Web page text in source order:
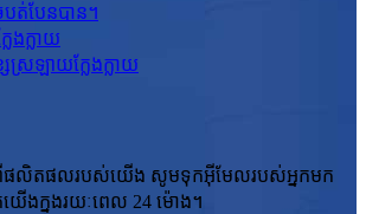
បត់បែនបាន។
ងក្លាយ
ស្រឡាយក្លែងក្លាយ
ផលិតផលរបស់យើង សូមទុកអ៊ីមែលរបស់អ្នកមក
ងក្នុងរយៈពេល 24 ម៉ោង។